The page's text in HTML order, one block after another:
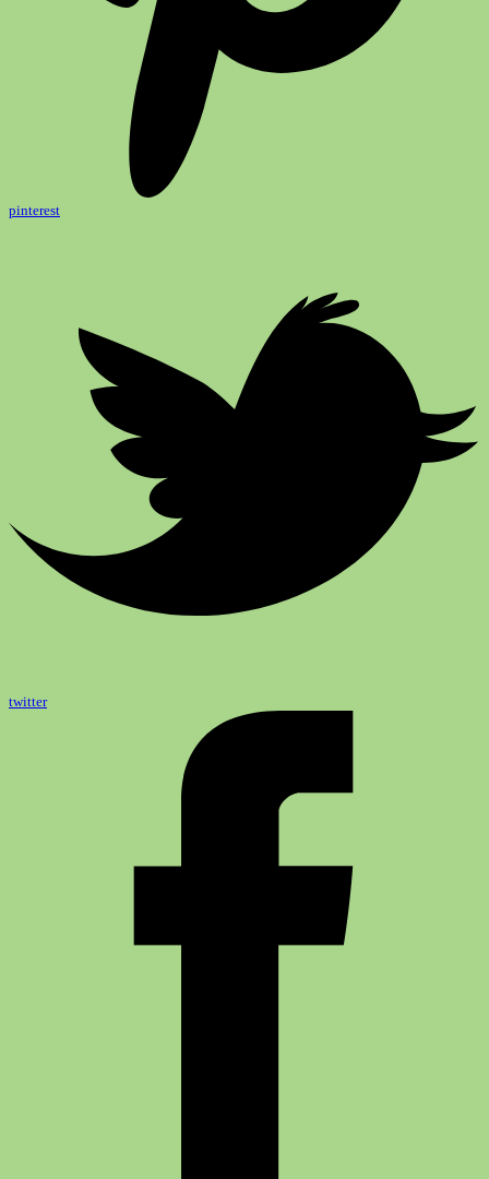
pinterest
twitter